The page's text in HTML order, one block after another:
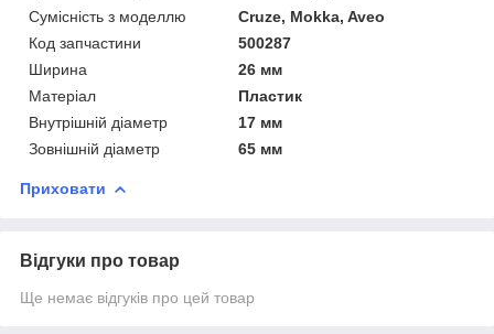
Сумісність з моделлю
Cruze, Mokka, Aveo
Код запчастини
500287
Ширина
26 мм
Матеріал
Пластик
Внутрішній діаметр
17 мм
Зовнішній діаметр
65 мм
Приховати
Відгуки про товар
Ще немає відгуків про цей товар